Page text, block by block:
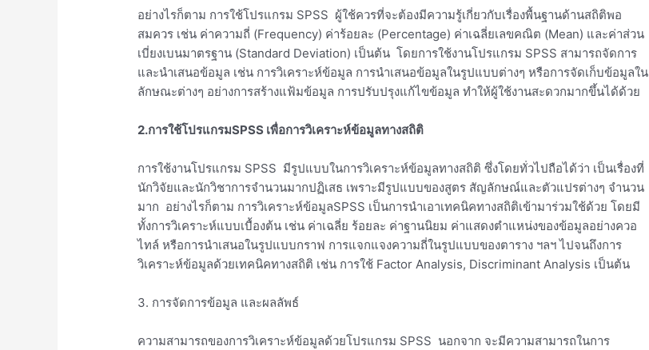
อย่างไรก็ตาม การใช้โปรแกรม SPSS ผู้ใช้ควรที่จะต้องมีความรู้เกี่ยวกับเรื่องพื้นฐานด้านสถิติพอ
สมควร เช่น ค่าความถี่ (Frequency) ค่าร้อยละ (Percentage) ค่าเฉลี่ยเลขคณิต (Mean) และค่าส่วน
เบี่ยงเบนมาตรฐาน (Standard Deviation) เป็นต้น โดยการใช้งานโปรแกรม SPSS สามารถจัดการ
และนำเสนอข้อมูล เช่น การวิเคราะห์ข้อมูล การนำเสนอข้อมูลในรูปแบบต่างๆ หรือการจัดเก็บข้อมูลใน
ลักษณะต่างๆ อย่างการสร้างแฟ้มข้อมูล การปรับปรุงแก้ไขข้อมูล ทำให้ผู้ใช้งานสะดวกมากขึ้นได้ด้วย
2.การใช้โปรแกรมSPSS เพื่อการวิเคราะห์ข้อมูลทางสถิติ
การใช้งานโปรแกรม SPSS มีรูปแบบในการวิเคราะห์ข้อมูลทางสถิติ ซึ่งโดยทั่วไปถือได้ว่า เป็นเรื่องที่
นักวิจัยและนักวิชาการจำนวนมากปฏิเสธ เพราะมีรูปแบบของสูตร สัญลักษณ์และตัวแปรต่างๆ จำนวน
มาก อย่างไรก็ตาม การวิเคราะห์ข้อมูลSPSS เป็นการนำเอาเทคนิคทางสถิติเข้ามาร่วมใช้ด้วย โดยมี
ทั้งการวิเคราะห์แบบเบื้องต้น เช่น ค่าเฉลี่ย ร้อยละ ค่าฐานนิยม ค่าแสดงตำแหน่งของข้อมูลอย่างควอ
ไทล์ หรือการนำเสนอในรูปแบบกราฟ การแจกแจงความถี่ในรูปแบบของตาราง ฯลฯ ไปจนถึงการ
วิเคราะห์ข้อมูลด้วยเทคนิคทางสถิติ เช่น การใช้ Factor Analysis, Discriminant Analysis เป็นต้น
3. การจัดการข้อมูล และผลลัพธ์
ความสามารถของการวิเคราะห์ข้อมูลด้วยโปรแกรม SPSS นอกจาก จะมีความสามารถในการ